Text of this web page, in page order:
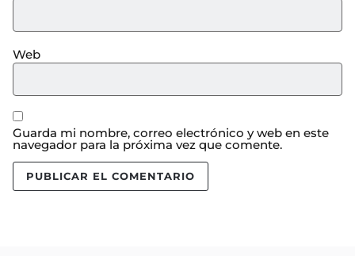
Web
Guarda mi nombre, correo electrónico y web en este
navegador para la próxima vez que comente.